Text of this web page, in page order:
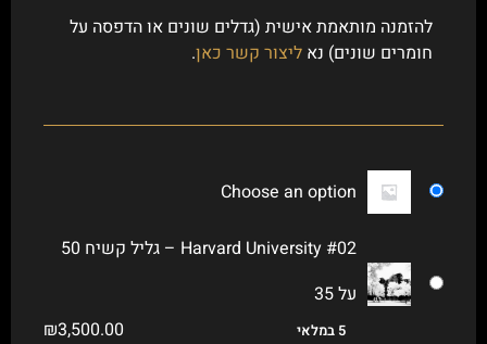
להזמנה מותאמת אישית (גדלים שונים או הדפסה על
חומרים שונים) נא ליצור קשר כאן.
Choose an option
Harvard University #02 – גליל קשיח 50
על 35
₪3,500.00 5 במלאי